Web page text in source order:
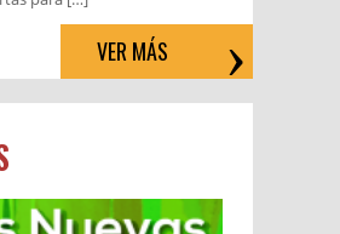
VER MÁS